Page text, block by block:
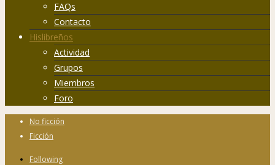
FAQs
Contacto
Hislibreños
Actividad
Grupos
Miembros
Foro
No ficción
Ficción
Following